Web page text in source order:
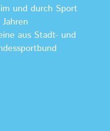
und durch Sport
aus Stadt- und